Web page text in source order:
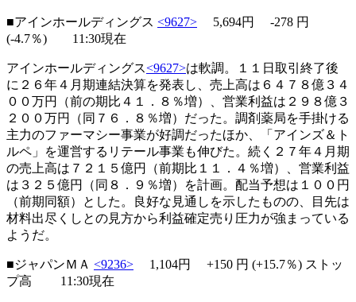
■アインホールディングス <9627> 5,694円 -278 円
(-4.7％) 11:30現在
アインホールディングス<9627>は軟調。１１日取引終了後
に２６年４月期連結決算を発表し、売上高は６４７８億３４
００万円（前の期比４１．８％増）、営業利益は２９８億３
２００万円（同７６．８％増）だった。調剤薬局を手掛ける
主力のファーマシー事業が好調だったほか、「アインズ＆ト
ルペ」を運営するリテール事業も伸びた。続く２７年４月期
の売上高は７２１５億円（前期比１１．４％増）、営業利益
は３２５億円（同８．９％増）を計画。配当予想は１００円
（前期同額）とした。良好な見通しを示したものの、目先は
材料出尽くしとの見方から利益確定売り圧力が強まっている
ようだ。
■ジャパンＭＡ <9236> 1,104円 +150 円 (+15.7％) ストッ
プ高 11:30現在